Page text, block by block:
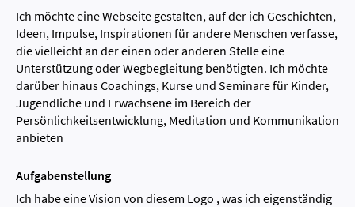
Ich möchte eine Webseite gestalten, auf der ich Geschichten,
Ideen, Impulse, Inspirationen für andere Menschen verfasse,
die vielleicht an der einen oder anderen Stelle eine
Unterstützung oder Wegbegleitung benötigten. Ich möchte
darüber hinaus Coachings, Kurse und Seminare für Kinder,
Jugendliche und Erwachsene im Bereich der
Persönlichkeitsentwicklung, Meditation und Kommunikation
anbieten
Aufgabenstellung
Ich habe eine Vision von diesem Logo , was ich eigenständig